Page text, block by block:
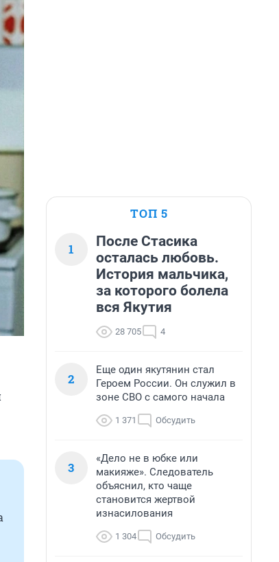
ТОП 5
1
После Стасика
осталась любовь.
История мальчика,
за которого болела
вся Якутия
28 705 4
2
Еще один якутянин стал
Героем России. Он служил в
зоне СВО с самого начала
1 371 Обсудить
3
«Дело не в юбке или
макияже». Следователь
объяснил, кто чаще
становится жертвой
изнасилования
1 304 Обсудить